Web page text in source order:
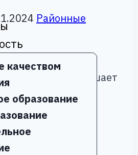
качеством
образование
Районные
спасательная
России приглашает